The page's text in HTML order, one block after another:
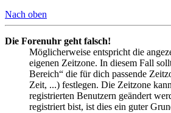
Nach oben
Die Forenuhr geht falsch!
Möglicherweise entspricht die
eigenen Zeitzone. In diesem Fall
Bereich“ die für dich passende
Zeit, ...) festlegen. Die Zeitzone
registrierten Benutzern geändert
registriert bist, ist dies ein guter